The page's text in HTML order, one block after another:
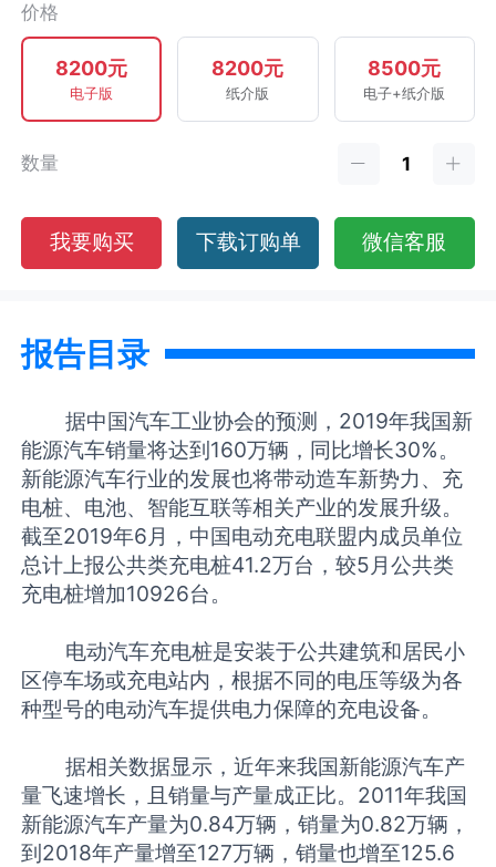
价格
8200元
电子版
8200元
纸介版
8500元
电子+纸介版
数量
我要购买 下载订购单 微信客服
报告目录
据中国汽车工业协会的预测，2019年我国新
能源汽车销量将达到160万辆，同比增长30%。
新能源汽车行业的发展也将带动造车新势力、充
电桩、电池、智能互联等相关产业的发展升级。
截至2019年6月，中国电动充电联盟内成员单位
总计上报公共类充电桩41.2万台，较5月公共类
充电桩增加10926台。
电动汽车充电桩是安装于公共建筑和居民小
区停车场或充电站内，根据不同的电压等级为各
种型号的电动汽车提供电力保障的充电设备。
据相关数据显示，近年来我国新能源汽车产
量飞速增长，且销量与产量成正比。2011年我国
新能源汽车产量为0.84万辆，销量为0.82万辆，
到2018年产量增至127万辆，销量也增至125.6